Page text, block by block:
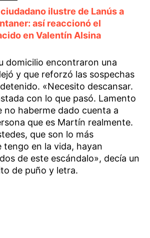
ilustre de Lanús a
así reaccionó el
en Valentín Alsina
domicilio encontraron una
y que reforzó las sospechas
«Necesito descansar.
con lo que pasó. Lamento
no haberme dado cuenta a
que es Martín realmente.
que son lo más
en la vida, hayan
de este escándalo», decía un
de puño y letra.